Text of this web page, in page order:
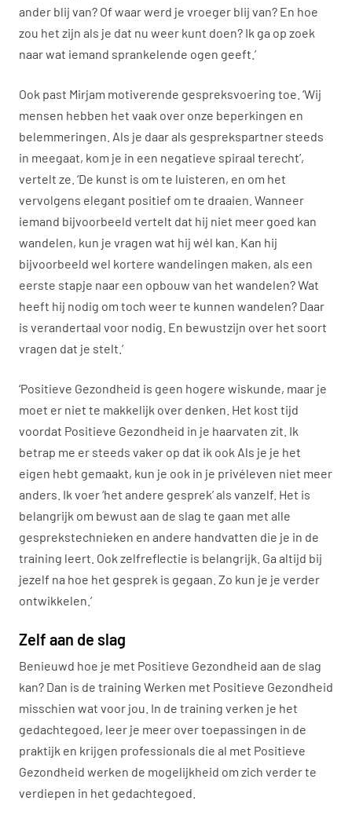
ander blij van? Of waar werd je vroeger blij van? En hoe
zou het zijn als je dat nu weer kunt doen? Ik ga op zoek
naar wat iemand sprankelende ogen geeft.’
Ook past Mirjam motiverende gespreksvoering toe. ‘Wij
mensen hebben het vaak over onze beperkingen en
belemmeringen. Als je daar als gesprekspartner steeds
in meegaat, kom je in een negatieve spiraal terecht’,
vertelt ze. ‘De kunst is om te luisteren, en om het
vervolgens elegant positief om te draaien. Wanneer
iemand bijvoorbeeld vertelt dat hij niet meer goed kan
wandelen, kun je vragen wat hij wél kan. Kan hij
bijvoorbeeld wel kortere wandelingen maken, als een
eerste stapje naar een opbouw van het wandelen? Wat
heeft hij nodig om toch weer te kunnen wandelen? Daar
is verandertaal voor nodig. En bewustzijn over het soort
vragen dat je stelt.’
‘Positieve Gezondheid is geen hogere wiskunde, maar je
moet er niet te makkelijk over denken. Het kost tijd
voordat Positieve Gezondheid in je haarvaten zit. Ik
betrap me er steeds vaker op dat ik ook Als je je het
eigen hebt gemaakt, kun je ook in je privéleven niet meer
anders. Ik voer ‘het andere gesprek’ als vanzelf. Het is
belangrijk om bewust aan de slag te gaan met alle
gesprekstechnieken en andere handvatten die je in de
training leert. Ook zelfreflectie is belangrijk. Ga altijd bij
jezelf na hoe het gesprek is gegaan. Zo kun je je verder
ontwikkelen.’
Zelf aan de slag
Benieuwd hoe je met Positieve Gezondheid aan de slag
kan? Dan is de training Werken met Positieve Gezondheid
misschien wat voor jou. In de training verken je het
gedachtegoed, leer je meer over toepassingen in de
praktijk en krijgen professionals die al met Positieve
Gezondheid werken de mogelijkheid om zich verder te
verdiepen in het gedachtegoed.